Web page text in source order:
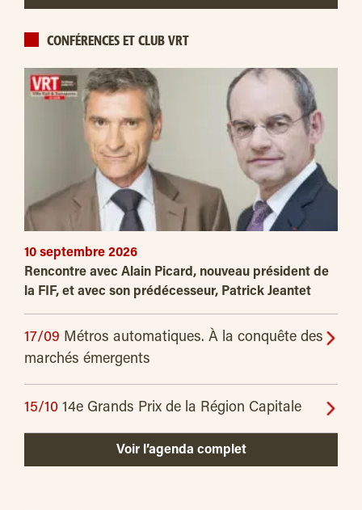
CONFÉRENCES ET CLUB VRT
10 septembre 2026
Rencontre avec Alain Picard, nouveau président de
la FIF, et avec son prédécesseur, Patrick Jeantet
17/09 Métros automatiques. À la conquête des
marchés émergents
15/10 14e Grands Prix de la Région Capitale
Voir l’agenda complet